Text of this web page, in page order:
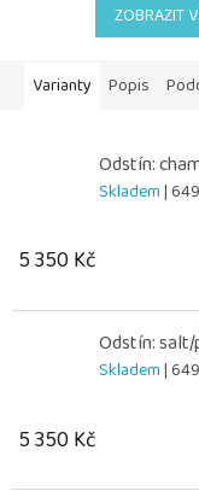
ZOBRAZIT
Varianty Popis
Odstín:
Skladem|
5 350 Kč
Odstín:
Skladem|
5 350 Kč